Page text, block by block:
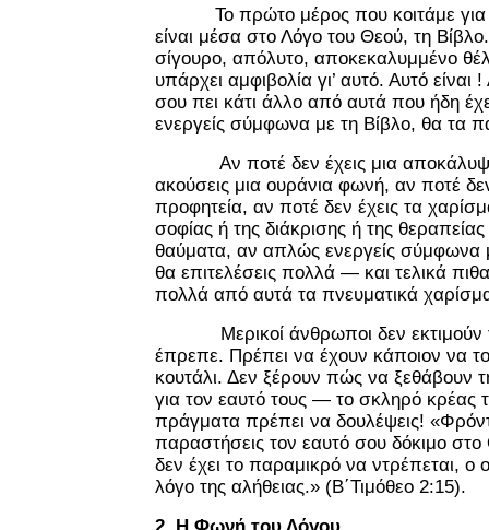
Το πρώτο μέρος που κοιτάμε για
είναι μέσα στο Λόγο του Θεού, τη
σίγουρο, απόλυτο, αποκεκαλυμμένο
υπάρχει αμφιβολία γι’ αυτό. Αυτό
σου πει κάτι άλλο από αυτά που ήδη
ενεργείς σύμφωνα με τη Βίβλο, θα τα
Αν ποτέ δεν έχεις μια
ακούσεις μια ουράνια φωνή, αν ποτέ
προφητεία, αν ποτέ δεν έχεις τα
σοφίας ή της διάκρισης ή της
θαύματα, αν απλώς ενεργείς σύμφωνα
θα επιτελέσεις πολλά — και τελικά
πολλά από αυτά τα πνευματικά
Μερικοί άνθρωποι δεν εκτιμούν
έπρεπε. Πρέπει να έχουν κάποιον να
κουτάλι. Δεν ξέρουν πώς να ξεθάβουν
για τον εαυτό τους — το σκληρό κρέας
πράγματα πρέπει να δουλέψεις! «
παραστήσεις τον εαυτό σου δόκιμο
δεν έχει το παραμικρό να ντρέπεται, ο
λόγο της αλήθειας.» (Β΄Τιμόθεο 2:15).